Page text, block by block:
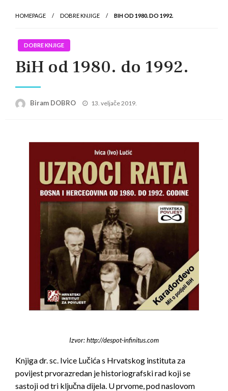
HOMEPAGE DOBRE KNJIGE BIH OD 1980. DO 1992.
DOBRE KNJIGE
BiH od 1980. do 1992.
Biram DOBRO
Posted
13. veljače 2019.
Izvor: http://despot-infinitus.com
Knjiga dr. sc. Ivice Lučića s Hrvatskog instituta za
povijest prvorazredan je historiografski rad koji se
sastoji od tri ključna dijela. U prvome, pod naslovom